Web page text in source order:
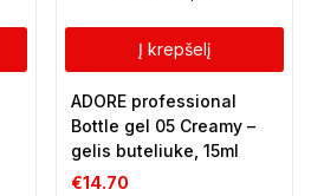
Į krepšelį
ADORE professional
Bottle gel 05 Creamy –
gelis buteliuke, 15ml
€14.70
Prisijungti
Registracija